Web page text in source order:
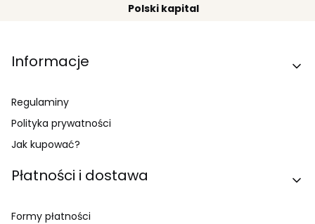
Polski kapital
Linki w stopce
Informacje
Regulaminy
Polityka prywatności
Jak kupować?
Płatności i dostawa
Formy płatności